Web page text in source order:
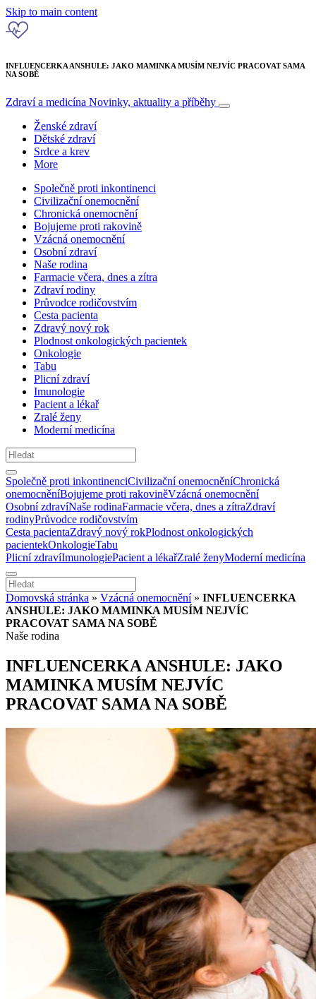
Skip to main content
INFLUENCERKA ANSHULE: JAKO MAMINKA MUSÍM NEJVÍC PRACOVAT SAMA
NA SOBĚ
Zdraví a medicína Novinky, aktuality a příběhy
Ženské zdraví
Dětské zdraví
Srdce a krev
More
Společně proti inkontinenci
Civilizační onemocnění
Chronická onemocnění
Bojujeme proti rakovině
Vzácná onemocnění
Osobní zdraví
Naše rodina
Farmacie včera, dnes a zítra
Zdraví rodiny
Průvodce rodičovstvím
Cesta pacienta
Zdravý nový rok
Plodnost onkologických pacientek
Onkologie
Tabu
Plicní zdraví
Imunologie
Pacient a lékař
Zralé ženy
Moderní medicína
Společně proti inkontinenciCivilizační onemocněníChronická
onemocněníBojujeme proti rakoviněVzácná onemocnění
Osobní zdravíNaše rodinaFarmacie včera, dnes a zítraZdraví
rodinyPrůvodce rodičovstvím
Cesta pacientaZdravý nový rokPlodnost onkologických
pacientekOnkologieTabu
Plicní zdravíImunologiePacient a lékařZralé ženyModerní medicína
Domovská stránka » Vzácná onemocnění» INFLUENCERKA
ANSHULE: JAKO MAMINKA MUSÍM NEJVÍC
PRACOVAT SAMA NA SOBĚ
Naše rodina
INFLUENCERKA ANSHULE: JAKO
MAMINKA MUSÍM NEJVÍC
PRACOVAT SAMA NA SOBĚ